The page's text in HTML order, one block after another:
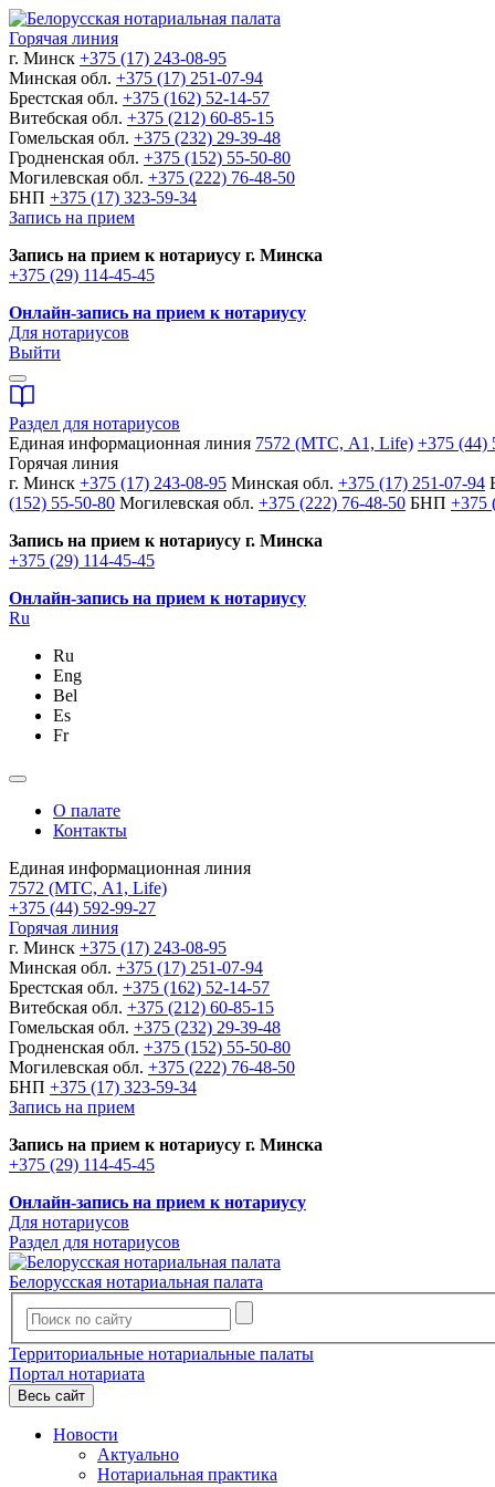
Горячая линия
г. Минск +375 (17) 243-08-95
Минская обл. +375 (17) 251-07-94
Брестская обл. +375 (162) 52-14-57
Витебская обл. +375 (212) 60-85-15
Гомельская обл. +375 (232) 29-39-48
Гродненская обл. +375 (152) 55-50-80
Могилевская обл. +375 (222) 76-48-50
БНП +375 (17) 323-59-34
Запись на прием
Запись на прием к нотариусу г. Минска
+375 (29) 114-45-45
Онлайн-запись на прием к нотариусу
Для нотариусов
Выйти
Раздел для нотариусов
Единая информационная линия 7572 (МТС, A1, Life) +375 (44)
Горячая линия
г. Минск +375 (17) 243-08-95 Минская обл. +375 (17) 251-07-94
(152) 55-50-80 Могилевская обл. +375 (222) 76-48-50 БНП +375
Запись на прием к нотариусу г. Минска
+375 (29) 114-45-45
Онлайн-запись на прием к нотариусу
Ru
Ru
Eng
Bel
Es
Fr
О палате
Контакты
Единая информационная линия
7572 (МТС, A1, Life)
+375 (44) 592-99-27
Горячая линия
г. Минск +375 (17) 243-08-95
Минская обл. +375 (17) 251-07-94
Брестская обл. +375 (162) 52-14-57
Витебская обл. +375 (212) 60-85-15
Гомельская обл. +375 (232) 29-39-48
Гродненская обл. +375 (152) 55-50-80
Могилевская обл. +375 (222) 76-48-50
БНП +375 (17) 323-59-34
Запись на прием
Запись на прием к нотариусу г. Минска
+375 (29) 114-45-45
Онлайн-запись на прием к нотариусу
Для нотариусов
Раздел для нотариусов
Белорусская нотариальная палата
Территориальные нотариальные палаты
Портал нотариата
Весь сайт
Новости
Актуально
Нотариальная практика